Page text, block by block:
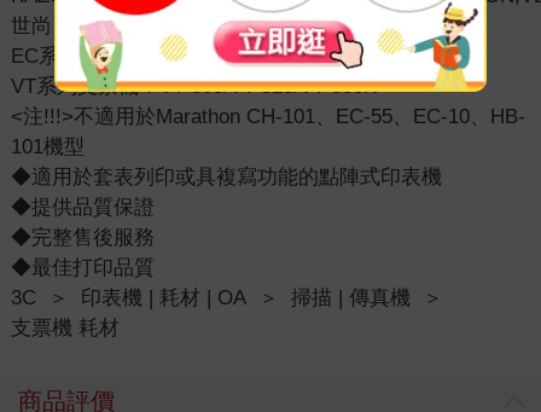
世尚
EC系列支票機：EC-128/EC-168/EC-60/EC-158
VT系列支票機：VT-303/VT-518/VT-300N
<注!!!>不適用於Marathon CH-101、EC-55、EC-10、HB-
101機型
◆適用於套表列印或具複寫功能的點陣式印表機
◆提供品質保證
◆完整售後服務
◆最佳打印品質
3C
＞ 印表機 | 耗材 | OA ＞ 掃描 | 傳真機
＞
支票機 耗材
商品評價